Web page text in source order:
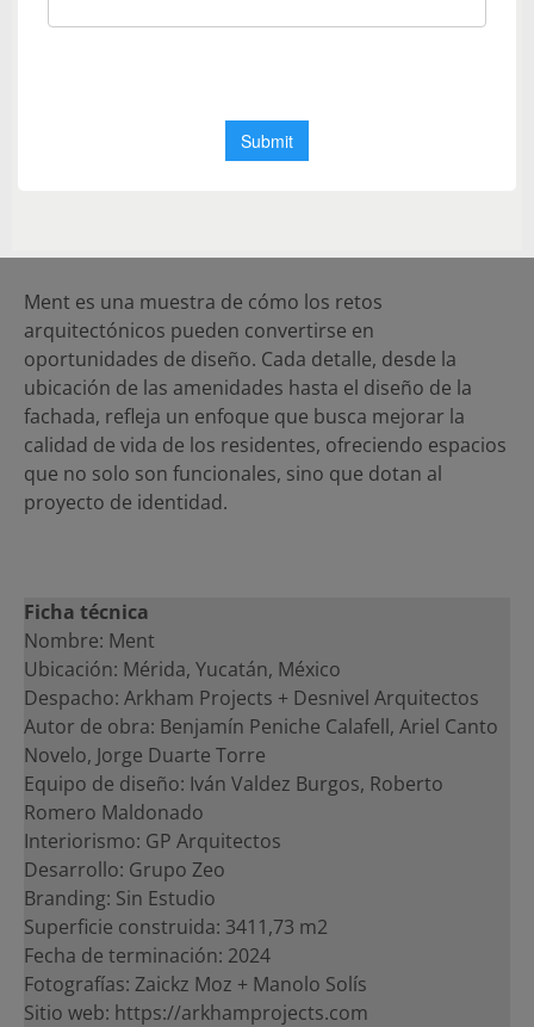
ciudad. Además, la terraza norte proporciona vistas
privilegiadas del desarrollo urbano, permitiendo a los
Ment es una muestra de cómo los retos
arquitectónicos pueden convertirse en
oportunidades de diseño. Cada detalle, desde la
ubicación de las amenidades hasta el diseño de la
fachada, refleja un enfoque que busca mejorar la
calidad de vida de los residentes, ofreciendo espacios
que no solo son funcionales, sino que dotan al
proyecto de identidad.
Ficha técnica
Nombre: Ment
Ubicación: Mérida, Yucatán, México
Despacho: Arkham Projects + Desnivel Arquitectos
Autor de obra: Benjamín Peniche Calafell, Ariel Canto
Novelo, Jorge Duarte Torre
Equipo de diseño: Iván Valdez Burgos, Roberto
Romero Maldonado
Interiorismo: GP Arquitectos
Desarrollo: Grupo Zeo
Branding: Sin Estudio
Superficie construida: 3411,73 m2
Fecha de terminación: 2024
Fotografías: Zaickz Moz + Manolo Solís
Sitio web: https://arkhamprojects.com